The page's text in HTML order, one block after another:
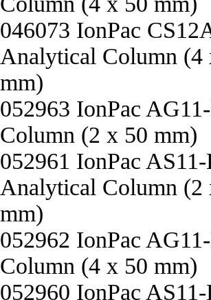
046073 IonPac
Analytical Column (4
mm)
052963 IonPac
Column (2 x 50 mm)
052961 IonPac
Analytical Column (2
mm)
052962 IonPac
Column (4 x 50 mm)
052960 IonPac